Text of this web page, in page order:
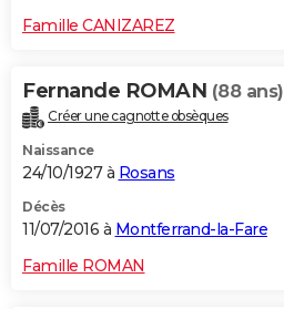
Famille CANIZAREZ
Fernande ROMAN (88 ans)
Créer une cagnotte obsèques
Naissance
24/10/1927 à Rosans
Décès
11/07/2016 à Montferrand-la-Fare
Famille ROMAN